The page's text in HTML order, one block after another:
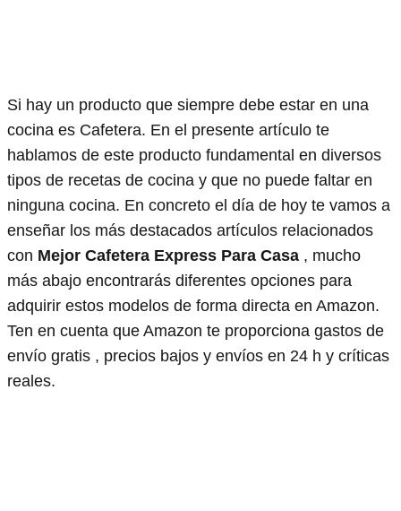
Si hay un producto que siempre debe estar en una
cocina es Cafetera. En el presente artículo te
hablamos de este producto fundamental en diversos
tipos de recetas de cocina y que no puede faltar en
ninguna cocina. En concreto el día de hoy te vamos a
enseñar los más destacados artículos relacionados
con Mejor Cafetera Express Para Casa , mucho
más abajo encontrarás diferentes opciones para
adquirir estos modelos de forma directa en Amazon.
Ten en cuenta que Amazon te proporciona gastos de
envío gratis , precios bajos y envíos en 24 h y críticas
reales.